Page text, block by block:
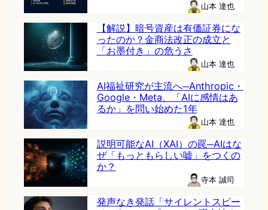
山本 達也
【解説】暗号資産は有価証券にな
ったのか？金商法改正の成立と
「お墨付き」の危うさ
山本 達也
AI福祉研究が主流へ─Anthropic・
Google・Meta、「AIに感情はあ
るか」を問い始めた1年
山本 達也
説明可能なAI（XAI）の罠─AIはな
ぜ「もっともらしい嘘」をつくの
か？
寺本 誠司
発声なき発話「サイレントスピー